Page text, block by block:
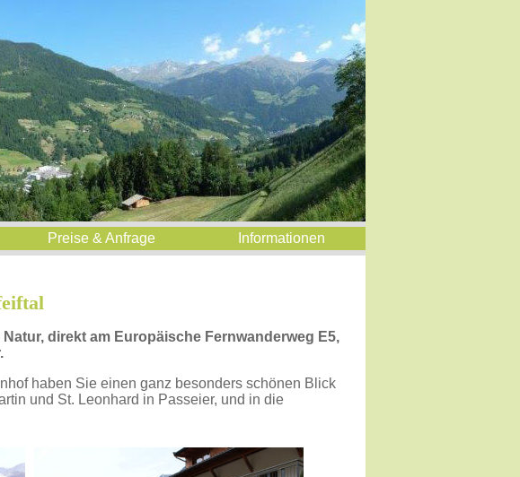
Preise & Anfrage Informationen
direkt am Europäische Fernwanderweg E5,
haben Sie einen ganz besonders schönen Blick
und St. Leonhard in Passeier, und in die